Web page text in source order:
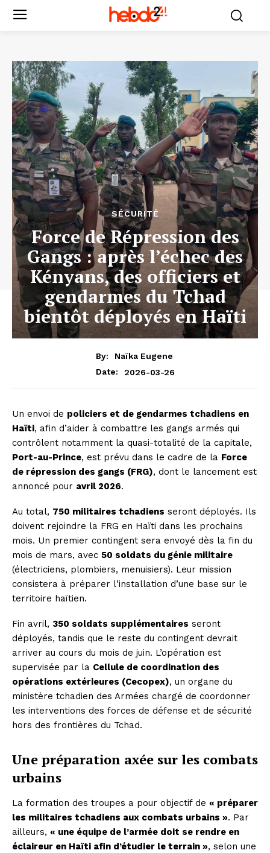
SÉCURITÉ
Force de Répression des
Gangs : après l’échec des
Kényans, des officiers et
gendarmes du Tchad
bientôt déployés en Haïti
By:
Naïka Eugene
Date:
2026-03-26
Un envoi de policiers et de gendarmes tchadiens en
Haïti, afin d’aider à combattre les gangs armés qui
contrôlent notamment la quasi-totalité de la capitale,
Port-au-Prince, est prévu dans le cadre de la Force
de répression des gangs (FRG), dont le lancement est
annoncé pour avril 2026.
Au total, 750 militaires tchadiens seront déployés. Ils
doivent rejoindre la FRG en Haïti dans les prochains
mois. Un premier contingent sera envoyé dès la fin du
mois de mars, avec 50 soldats du génie militaire
(électriciens, plombiers, menuisiers). Leur mission
consistera à préparer l’installation d’une base sur le
territoire haïtien.
Fin avril, 350 soldats supplémentaires seront
déployés, tandis que le reste du contingent devrait
arriver au cours du mois de juin. L’opération est
supervisée par la Cellule de coordination des
opérations extérieures (Cecopex), un organe du
ministère tchadien des Armées chargé de coordonner
les interventions des forces de défense et de sécurité
hors des frontières du Tchad.
Une préparation axée sur les combats
urbains
La formation des troupes a pour objectif de « préparer
les militaires tchadiens aux combats urbains ». Par
ailleurs, « une équipe de l’armée doit se rendre en
éclaireur en Haïti afin d’étudier le terrain », selon une